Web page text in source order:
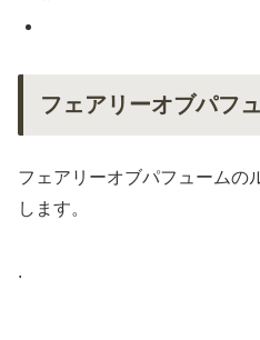
フェアリーオブパフ
フェアリーオブパフュームの
します。
.